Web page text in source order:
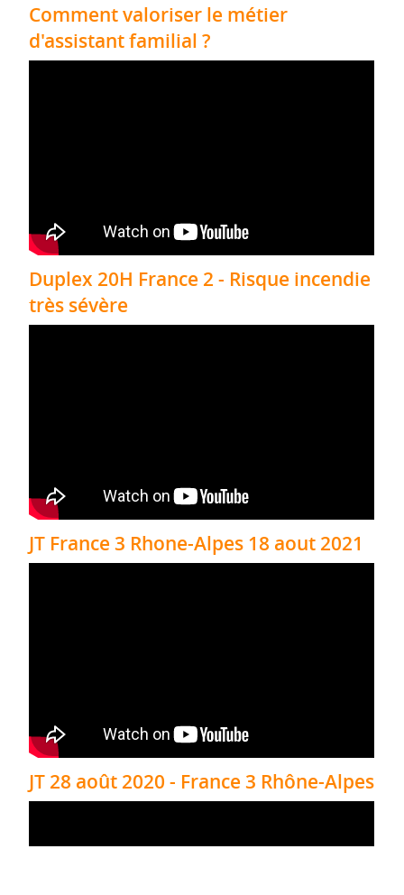
Comment valoriser le métier
d'assistant familial ?
Duplex 20H France 2 - Risque incendie
très sévère
JT France 3 Rhone-Alpes 18 aout 2021
JT 28 août 2020 - France 3 Rhône-Alpes